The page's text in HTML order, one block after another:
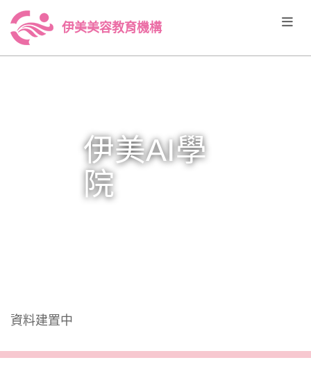
伊美美容教育機構
伊美AI學
院
資料建置中